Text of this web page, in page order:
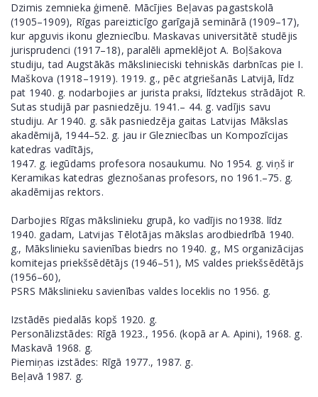
Dzimis zemnieka ģimenē. Mācījies Beļavas pagastskolā
(1905–1909), Rīgas pareizticīgo garīgajā seminārā (1909–17),
kur apguvis ikonu glezniecību. Maskavas universitātē studējis
jurisprudenci (1917–18), paralēli apmeklējot A. Boļšakova
studiju, tad Augstākās mākslinieciski tehniskās darbnīcas pie I.
Maškova (1918–1919). 1919. g., pēc atgriešanās Latvijā, līdz
pat 1940. g. nodarbojies ar jurista praksi, līdztekus strādājot R.
Sutas studijā par pasniedzēju. 1941.– 44. g. vadījis savu
studiju. Ar 1940. g. sāk pasniedzēja gaitas Latvijas Mākslas
akadēmijā, 1944–52. g. jau ir Glezniecības un Kompozīcijas
katedras vadītājs,
1947. g. iegūdams profesora nosaukumu. No 1954. g. viņš ir
Keramikas katedras gleznošanas profesors, no 1961.–75. g.
akadēmijas rektors.
Darbojies Rīgas mākslinieku grupā, ko vadījis no1938. līdz
1940. gadam, Latvijas Tēlotājas mākslas arodbiedrībā 1940.
g., Mākslinieku savienības biedrs no 1940. g., MS organizācijas
komitejas priekšsēdētājs (1946–51), MS valdes priekšsēdētājs
(1956–60),
PSRS Mākslinieku savienības valdes loceklis no 1956. g.
Izstādēs piedalās kopš 1920. g.
Personālizstādes: Rīgā 1923., 1956. (kopā ar A. Apini), 1968. g.
Maskavā 1968. g.
Piemiņas izstādes: Rīgā 1977., 1987. g.
Beļavā 1987. g.